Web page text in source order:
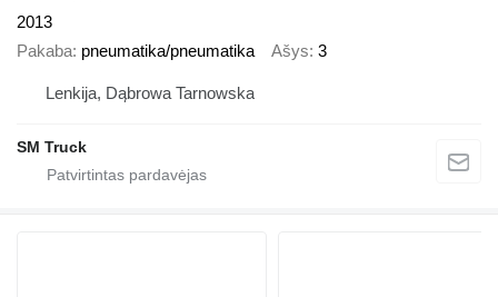
2013
Pakaba pneumatika/pneumatika Ašys 3
Lenkija, Dąbrowa Tarnowska
SM Truck